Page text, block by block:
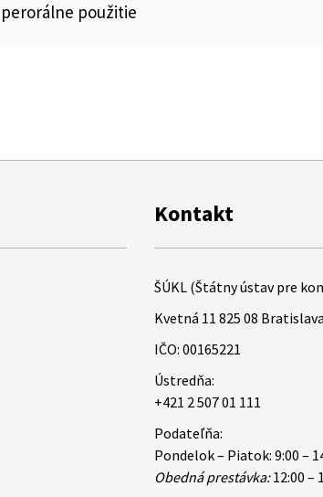
perorálne použitie
Kontakt
ŠÚKL (Štátny ústav pre
Kvetná 11 825 08 Bratislava
IČO: 00165221
Ústredňa:
+421 2 507 01 111
Podateľňa:
Pondelok – Piatok: 9:00 –
Obedná prestávka:12:00 –